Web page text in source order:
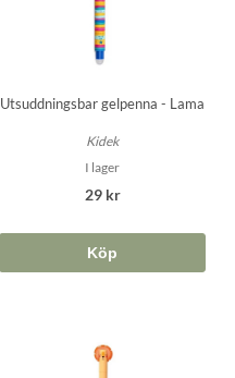
Utsuddningsbar gelpenna - Lama
Kidek
I lager
29 kr
Köp